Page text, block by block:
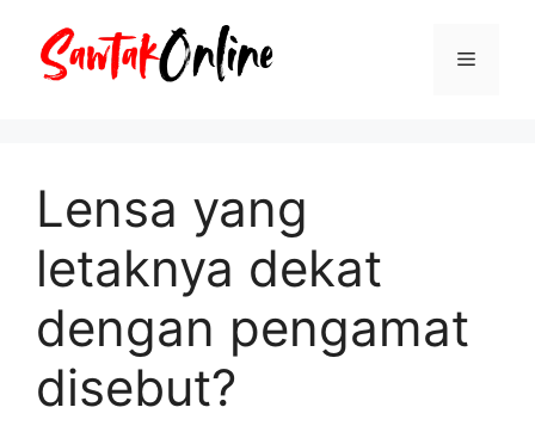
Menu
Lensa yang
letaknya dekat
dengan pengamat
disebut?